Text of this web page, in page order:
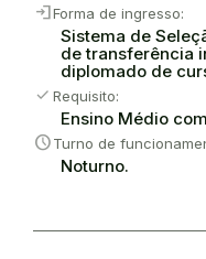
LoginForma de ingresso:
Sistema de
de transferência
diplomado de
check Requisito:
Ensino Médio
ScheduleTurno de
Noturno.